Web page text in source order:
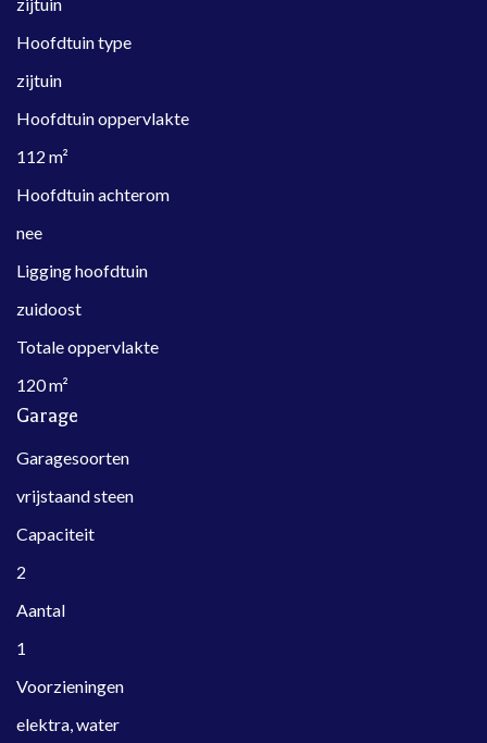
Hoofdtuin type
zijtuin
Hoofdtuin oppervlakte
112 m²
Hoofdtuin achterom
nee
Ligging hoofdtuin
zuidoost
Totale oppervlakte
120 m²
Garage
Garagesoorten
vrijstaand steen
Capaciteit
2
Aantal
1
Voorzieningen
elektra, water